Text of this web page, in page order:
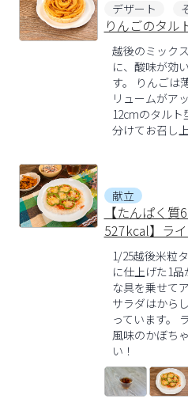
デザート
りんごのタル
越後のミック
に、酸味が効
す。 りんごは
リュームがア
12cmのタルト
分けてお召し
献立
【たんぱく
527kcal】ラ
1/25越後米粒
に仕上げた1
な具を乗せて
サラダはから
っています。
風味のかぼち
い！